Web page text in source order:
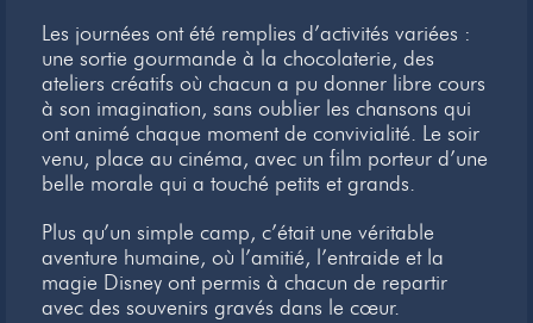
Les journées ont été remplies d’activités variées :
une sortie gourmande à la chocolaterie, des
ateliers créatifs où chacun a pu donner libre cours
à son imagination, sans oublier les chansons qui
ont animé chaque moment de convivialité. Le soir
venu, place au cinéma, avec un film porteur d’une
belle morale qui a touché petits et grands.
Plus qu’un simple camp, c’était une véritable
aventure humaine, où l’amitié, l’entraide et la
magie Disney ont permis à chacun de repartir
avec des souvenirs gravés dans le cœur.